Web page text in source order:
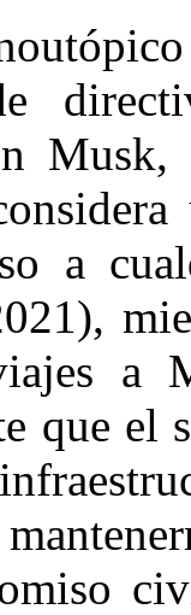
Musk,
a
a
que el